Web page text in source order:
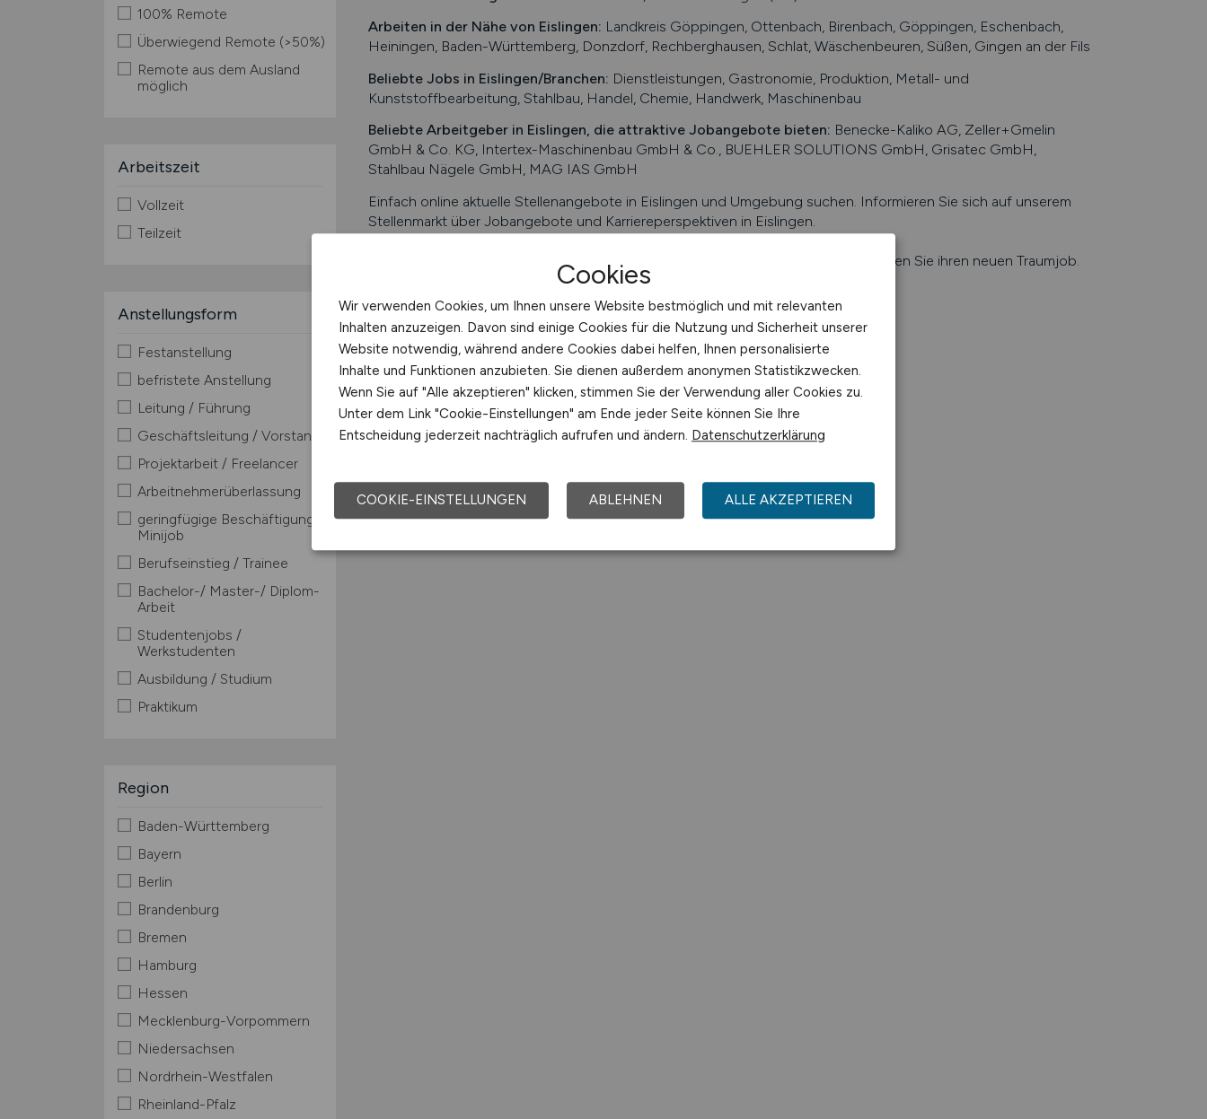
100% Remote
Überwiegend Remote (>50%)
Remote aus dem Ausland
möglich
Arbeitszeit
Vollzeit
Teilzeit
Anstellungsform
Festanstellung
befristete Anstellung
Leitung / Führung
Geschäftsleitung / Vorstand
Projektarbeit / Freelancer
Arbeitnehmerüberlassung
geringfügige Beschäftigung /
Minijob
Berufseinstieg / Trainee
Bachelor-/ Master-/ Diplom-
Arbeit
Studentenjobs /
Werkstudenten
Ausbildung / Studium
Praktikum
Region
Baden-Württemberg
Bayern
Berlin
Brandenburg
Bremen
Hamburg
Hessen
Mecklenburg-Vorpommern
Niedersachsen
Nordrhein-Westfalen
Rheinland-Pfalz
Arbeiten in der Nähe von Eislingen: Landkreis Göppingen, Ottenbach, Birenbach, Göppingen, Eschenbach,
Heiningen, Baden-Württemberg, Donzdorf, Rechberghausen, Schlat, Wäschenbeuren, Süßen, Gingen an der Fils
Beliebte Jobs in Eislingen/Branchen: Dienstleistungen, Gastronomie, Produktion, Metall- und
Kunststoffbearbeitung, Stahlbau, Handel, Chemie, Handwerk, Maschinenbau
Beliebte Arbeitgeber in Eislingen, die attraktive Jobangebote bieten: Benecke-Kaliko AG, Zeller+Gmelin
GmbH & Co. KG, Intertex-Maschinenbau GmbH & Co., BUEHLER SOLUTIONS GmbH, Grisatec GmbH,
Stahlbau Nägele GmbH, MAG IAS GmbH
Einfach online aktuelle Stellenangebote in Eislingen und Umgebung suchen. Informieren Sie sich auf unserem
Stellenmarkt über Jobangebote und Karriereperspektiven in Eislingen
Machen Sie den nächsten Schritt auf der Karriereleiter – auf unsere Jobbörse finden Sie ihren neuen Traumjob.
Cookies
Wir verwenden Cookies, um Ihnen unsere Website bestmöglich und mit relevanten
Inhalten anzuzeigen. Davon sind einige Cookies für die Nutzung und Sicherheit unserer
Website notwendig, während andere Cookies dabei helfen, Ihnen personalisierte
Inhalte und Funktionen anzubieten. Sie dienen außerdem anonymen Statistikzwecken.
Wenn Sie auf "Alle akzeptieren" klicken, stimmen Sie der Verwendung aller Cookies zu.
Unter dem Link "Cookie-Einstellungen" am Ende jeder Seite können Sie Ihre
Entscheidung jederzeit nachträglich aufrufen und ändern. Datenschutzerklärung
COOKIE-EINSTELLUNGEN ABLEHNEN ALLE AKZEPTIEREN